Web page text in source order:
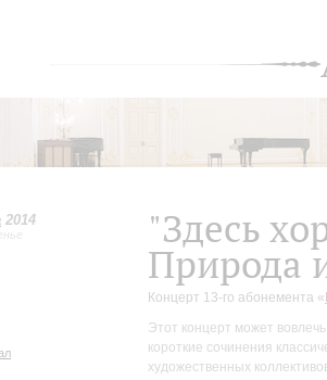
2014 "Здесь
Природа
Концерт 13-го абонемента «
Этот концерт может
короткие сочинения
художественных